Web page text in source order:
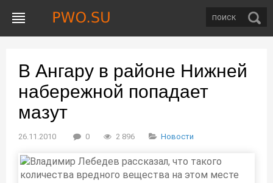
В Ангару в районе Нижней
набережной попадает
мазут
26.11.2010 0 2 896 Новости